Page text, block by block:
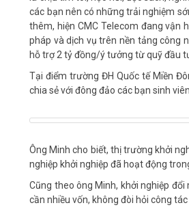
các bạn nên có những trải nghiệm
thêm, hiện CMC Telecom đang vận
pháp và dịch vụ trên nền tảng công
hỗ trợ 2 tỷ đồng/ý tưởng từ quỹ đầu
Tại điểm trường ĐH Quốc tế Miền
chia sẻ với đông đảo các bạn sinh
Ông Minh cho biết, thị trường khởi
nghiệp khởi nghiệp đã hoạt động
Cũng theo ông Minh, khởi nghiệp
cần nhiều vốn, không đòi hỏi công